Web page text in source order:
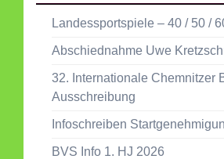
Landessportspiele – 40 / 50 /
Abschiednahme Uwe
32. Internationale Chemnitzer
Ausschreibung
Infoschreiben
BVS Info 1. HJ 2026